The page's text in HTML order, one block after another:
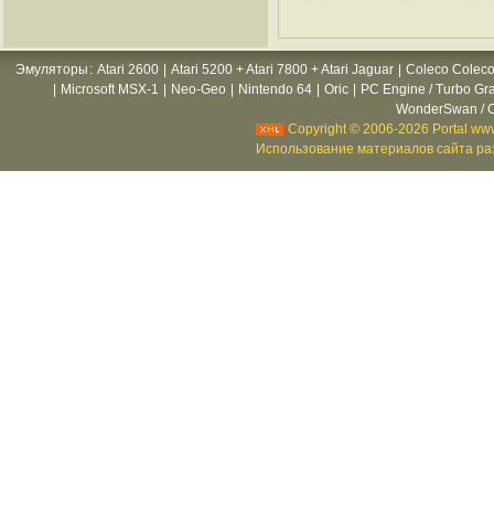
Эмуляторы : Atari 2600 Atari 5200 + Atari 7800 + Atari Jaguar
Coleco
Microsoft MSX-1 Neo-Geo Nintendo 64 Oric
PC Engine / Turbo
WonderSwan /
Copyright © 2006-2026 Portal
Использование материалов сайта